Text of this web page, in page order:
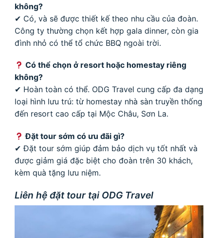
không?
✔ Có, và sẽ được thiết kế theo nhu cầu của đoàn.
Công ty thường chọn kết hợp gala dinner, còn gia
đình nhỏ có thể tổ chức BBQ ngoài trời.
Có thể chọn ở resort hoặc homestay riêng
không?
✔ Hoàn toàn có thể. ODG Travel cung cấp đa dạng
loại hình lưu trú: từ homestay nhà sàn truyền thống
đến resort cao cấp tại Mộc Châu, Sơn La.
Đặt tour sớm có ưu đãi gì?
✔ Đặt tour sớm giúp đảm bảo dịch vụ tốt nhất và
được giảm giá đặc biệt cho đoàn trên 30 khách,
kèm quà tặng lưu niệm.
Liên hệ đặt tour tại ODG Travel